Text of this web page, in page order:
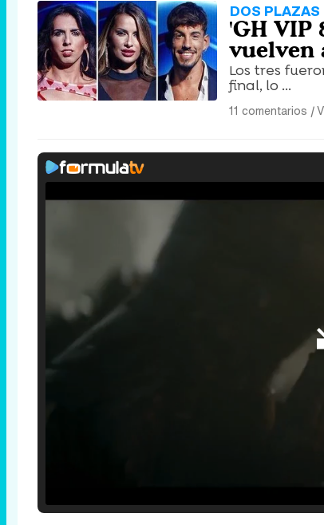
DOS PLAZAS
'GH
vuelven
Los tres
final, lo ...
11 comentarios |